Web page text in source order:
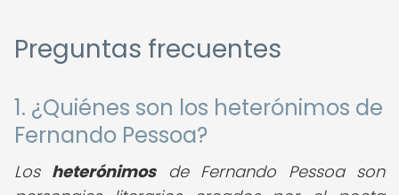
Preguntas frecuentes
1. ¿Quiénes son los heterónimos de
Fernando Pessoa?
Los heterónimosde Fernando Pessoa son